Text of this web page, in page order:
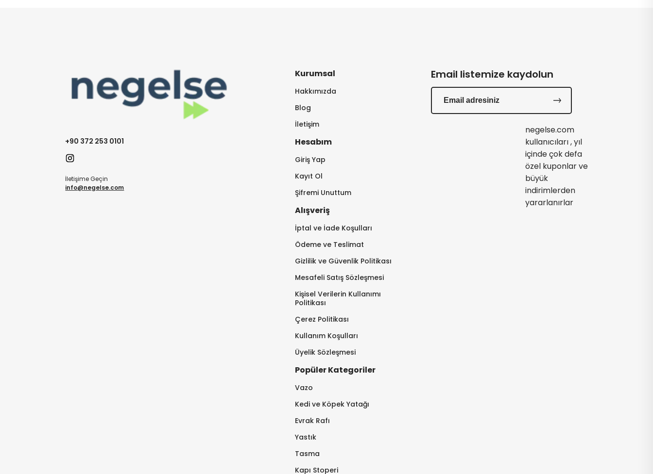
+90 372 253 0101
İletişime Geçin
info@negelse.com
Kurumsal
Hakkımızda
Blog
İletişim
Hesabım
Giriş Yap
Kayıt Ol
Şifremi Unuttum
Alışveriş
İptal ve İade Koşulları
Ödeme ve Teslimat
Gizlilik ve Güvenlik Politikası
Mesafeli Satış Sözleşmesi
Kişisel Verilerin Kullanımı
Politikası
Çerez Politikası
Kullanım Koşulları
Üyelik Sözleşmesi
Popüler Kategoriler
Vazo
Kedi ve Köpek Yatağı
Evrak Rafı
Yastık
Tasma
Kapı Stoperi
Email listemize kaydolun
negelse.com
kullanıcıları , yıl
içinde çok defa
özel kuponlar ve
büyük
indirimlerden
yararlanırlar